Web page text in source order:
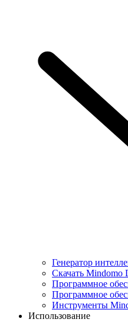
Генератор
Скачать Mindomo
Программное
Программное
Инструменты
Использование